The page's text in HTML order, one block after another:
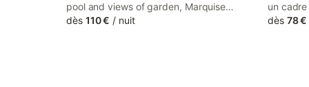
pool and views of garden, Marquise
Barbot is a guest house set in a historic
dès 110 € / nuit
un
avec
dès 78 €